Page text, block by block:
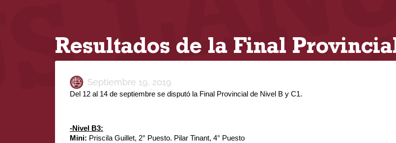
Resultados de la Final
Septiembre 19, 2019
Del 12 al 14 de septiembre se disputó la Final Provincial de Nivel B y C1.
-Nivel B3:
Mini: Priscila Guillet, 2° Puesto. Pilar Tinant, 4° Puesto